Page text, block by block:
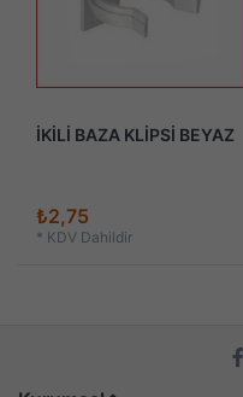
İKİLİ BAZA KLİPSİ BEYAZ
₺2,75
* KDV Dahildir